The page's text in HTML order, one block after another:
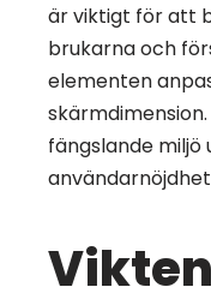
är viktigt för att
brukarna och
elementen
fängslande miljö